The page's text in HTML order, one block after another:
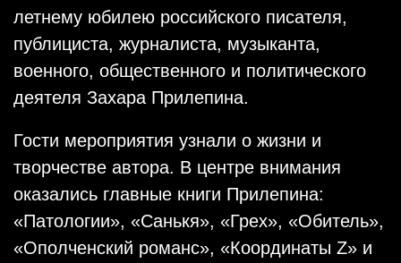
летнему юбилею российского писателя,
публициста, журналиста, музыканта,
военного, общественного и политического
деятеля Захара Прилепина.
Гости мероприятия узнали о жизни и
творчестве автора. В центре внимания
оказались главные книги Прилепина:
«Патологии», «Санькя», «Грех», «Обитель»,
«Ополченский романс», «Координаты Z» и